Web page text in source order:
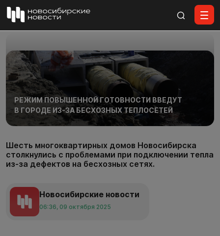
РЕЖИМ ПОВЫШЕННОЙ ГОТОВНОСТИ ВВЕДУТ
В ГОРОДЕ ИЗ-ЗА БЕСХОЗНЫХ ТЕПЛОСЕТЕЙ
Шесть многоквартирных домов Новосибирска
столкнулись с проблемами при подключении тепла
из-за дефектов на бесхозных сетях.
Новосибирские новости
06:36, 09 октября 2025